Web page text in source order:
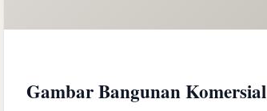
Gambar Bangunan Komersial